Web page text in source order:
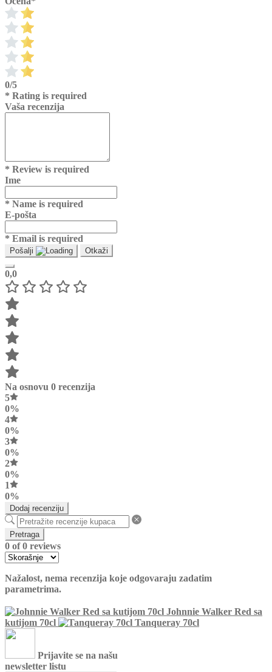
0/5
* Rating is required
Vaša recenzija
* Review is required
Ime
* Name is required
E-pošta
* Email is required
Pošalji Otkaži
0,0
Na osnovu 0 recenzija
5
0%
4
0%
3
0%
2
0%
1
0%
Dodaj recenziju
Pretraga
0 of 0 reviews
Nažalost, nema recenzija koje odgovaraju zadatim
parametrima.
Johnnie Walker Red sa
kutijom 70cl
Tanqueray 70cl
Prijavite se na našu
newsletter listu